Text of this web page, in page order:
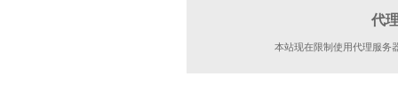
代
本站现在限制使用代理服务